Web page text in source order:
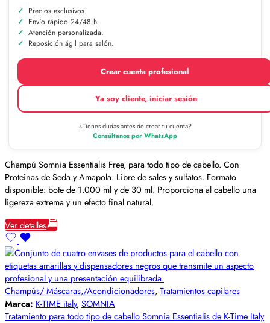
Precios exclusivos.
Envío rápido 24/48 h.
Atención personalizada.
Reposición ágil para salón.
Crear cuenta profesional
Ya soy cliente, iniciar sesión
¿Tienes dudas antes de crear tu cuenta?
Consúltanos por WhatsApp
Champú Somnia Essentialis Free, para todo tipo de cabello. Con
Proteinas de Seda y Amapola. Libre de sales y sulfatos. Formato
disponible: bote de 1.000 ml y de 30 ml. Proporciona al cabello una
ligereza extrema y un efecto final natural.
Ver detalles
Champús/ Máscaras,/Acondicionadores, Tratamientos capilares
Marca: K-TIME italy, SOMNIA
Tratamiento para todo tipo de cabello Somnia Essentialis de K-Time Italy